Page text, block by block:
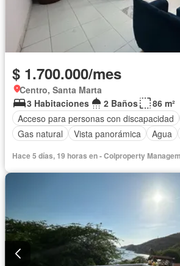
$ 1.700.000/mes
Centro, Santa Marta
3 Habitaciones
2 Baños
86 m²
Acceso para personas con discapacidad
Gas natural
Vista panorámica Agua
Hace 5 días, 19 horas en - Colproperty